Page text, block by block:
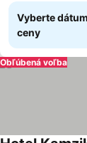
Vyberte
ceny
Obľúbená voľba